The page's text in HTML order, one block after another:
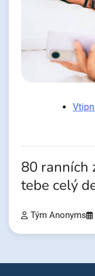
80 ranních
tebe celý
Tým Anonyms